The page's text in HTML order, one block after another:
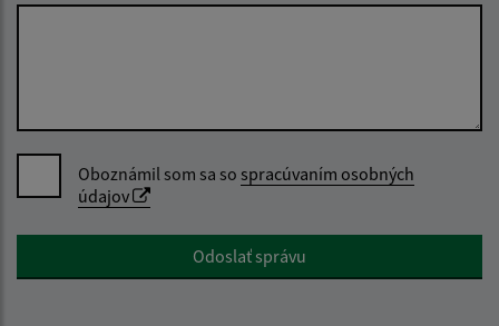
Oboznámil som sa so spracúvaním osobných
údajov
Google reCaptcha ResponseOdoslať správu